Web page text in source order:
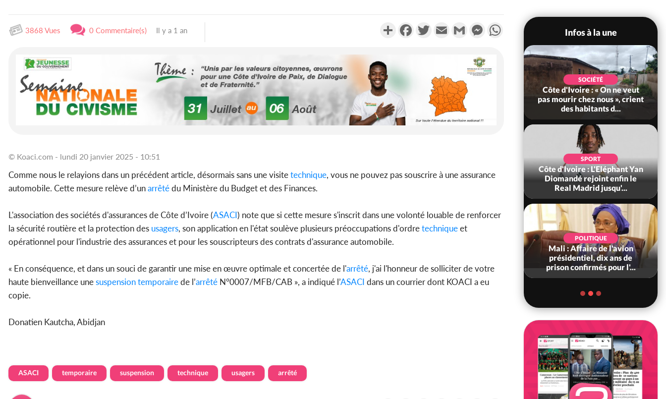
3868 Vues 0 Commentaire(s) Il y a 1 an PartagerFacebookTwitterEmail Gmail MessengerWhatsApp
© Koaci.com - lundi 20 janvier 2025 - 10:51
Comme nous le relayions dans un précédent article, désormais sans une visitetechnique, vous ne pouvez pas souscrire à une assurance
automobile. Cette mesure relève d’unarrêtédu Ministère du Budget et des Finances.
L'association des sociétés d'assurances de Côte d’Ivoire (ASACI) note que si cette mesure s'inscrit dans une volonté louable de renforcer
la sécurité routière et la protection des usagers, son application en l'état soulève plusieurs préoccupations d'ordretechniqueet
opérationnel pour l'industrie des assurances et pour les souscripteurs des contrats d'assurance automobile.
« En conséquence, et dans un souci de garantir une mise en œuvre optimale et concertée de l'arrêté, j'ai l'honneur de solliciter de votre
haute bienveillance unesuspensiontemporairede l’arrêté N°0007/MFB/CAB », a indiqué l’ASACI dans un courrier dont KOACI a eu
copie.
Donatien Kautcha, Abidjan
ASACI temporaire suspension technique usagers arrêté
Infos à la une
POLITIQUE
Côte d'Ivoire : Décrispation ?
Mamadou Traoré ex
conseiller de Soro a recou...
des 100 000 tonnes de cacao,
ayant fait 03 morts, A...
SOCIÉTÉ
Côte d'Ivoire : « On ne veut
pas mourir chez nous », crient
des habitants d...
SPORT
Côte d'Ivoire : L'Eléphant Yan
Diomandé rejoint enfin le
Real Madrid jusqu'...
POLITIQUE
Mali : Affaire de l'avion
présidentiel, dix ans de
prison confirmés pour l'...